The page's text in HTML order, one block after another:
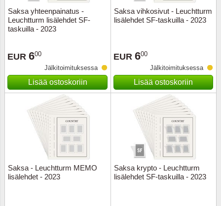
Saksa yhteenpainatus -
Leuchtturm lisälehdet SF-
taskuilla - 2023
EUR 600
Jälkitoimituksessa
Lisää ostoskoriin
Saksa vihkosivut - Leuchtturm
lisälehdet SF-taskuilla - 2023
EUR 600
Jälkitoimituksessa
Lisää ostoskoriin
Saksa - Leuchtturm MEMO
lisälehdet - 2023
Saksa krypto - Leuchtturm
lisälehdet SF-taskuilla - 2023